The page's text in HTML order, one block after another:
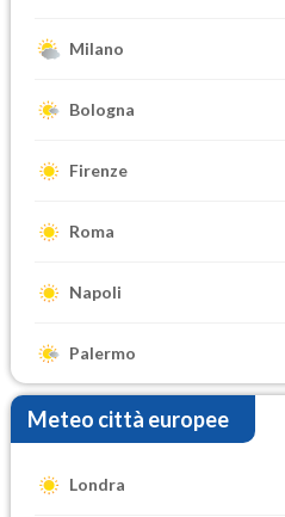
Milano
Bologna
Firenze
Roma
Napoli
Palermo
Meteo città europee
Londra